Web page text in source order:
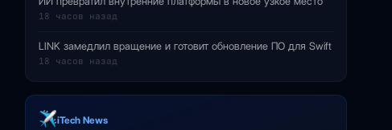
18 часов назад
LINK замедлил вращение и готовит обновление ПО для Swift
18 часов назад
iTech News